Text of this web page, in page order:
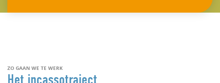
ZO GAAN WE TE WERK